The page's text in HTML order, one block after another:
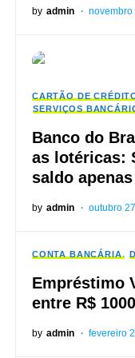
by admin novembro
CARTÃO DE
SERVIÇOS
Banco do
as lotéricas:
saldo
by admin outubro
CONTA BANCÁRIA
Empréstimo
entre R$
by admin fevereiro